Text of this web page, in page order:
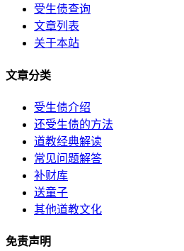
受生债查询
文章列表
关于本站
文章分类
受生债介绍
还受生债的方法
道教经典解读
常见问题解答
补财库
送童子
其他道教文化
免责声明